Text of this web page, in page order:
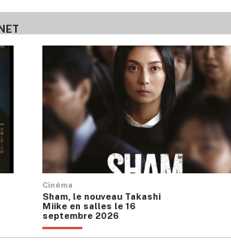
Cinéma
Sham, le nouveau Takashi
Miike en salles le 16
septembre 2026